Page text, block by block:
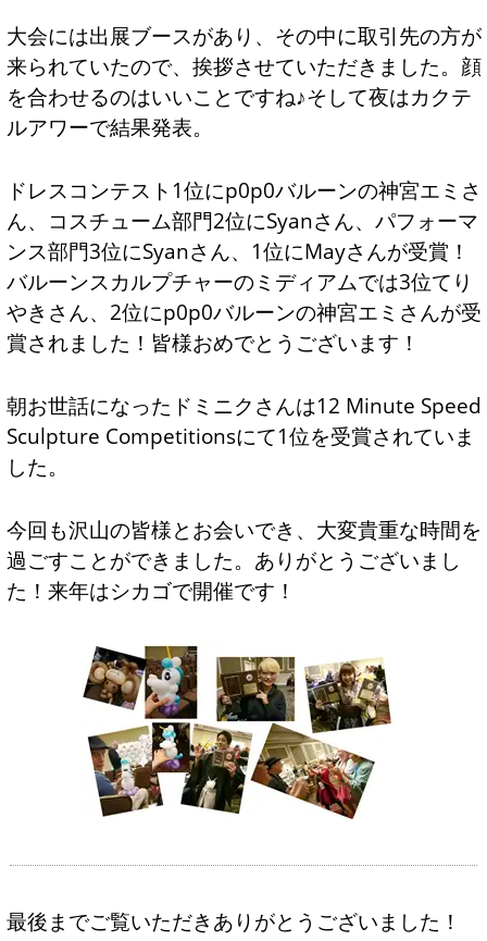
大会には出展ブースがあり、その中に取引先の方が
来られていたので、挨拶させていただきました。顔
を合わせるのはいいことですね♪そして夜はカクテ
ルアワーで結果発表。
ドレスコンテスト1位にp0p0バルーンの神宮エミさ
ん、コスチューム部門2位にSyanさん、パフォーマ
ンス部門3位にSyanさん、1位にMayさんが受賞！
バルーンスカルプチャーのミディアムでは3位てり
やきさん、2位にp0p0バルーンの神宮エミさんが受
賞されました！皆様おめでとうございます！
朝お世話になったドミニクさんは12 Minute Speed
Sculpture Competitionsにて1位を受賞されていま
した。
今回も沢山の皆様とお会いでき、大変貴重な時間を
過ごすことができました。ありがとうございまし
た！来年はシカゴで開催です！
最後までご覧いただきありがとうございました！